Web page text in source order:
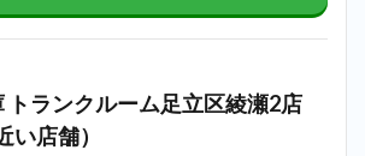
トランクルーム足立区綾瀬2店
い店舗）